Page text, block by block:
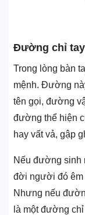
Đường chỉ
Trong lòng bàn
mệnh. Đường
tên gọi, đường
đường thể hiện
hay vất vả, gập
Nếu đường sinh
đời người đó êm
Nhưng nếu
là một đường